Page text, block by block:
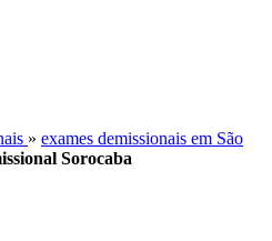
» exames demissionais em São
Sorocaba